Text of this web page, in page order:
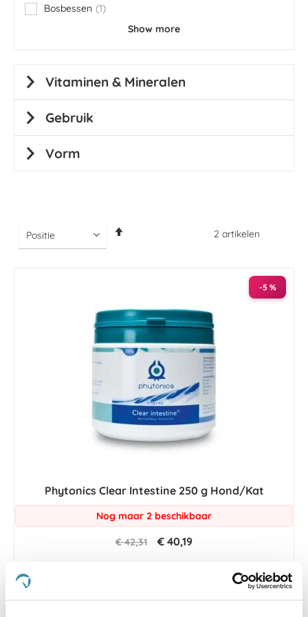
2 artikelen
-5 %
Phytonics Clear Intestine 250 g Hond/Kat
Nog maar 2 beschikbaar
€ 42,31 € 40,19
Bosbessen
1
item
Show more
Vitaminen & Mineralen
Gebruik
Vorm